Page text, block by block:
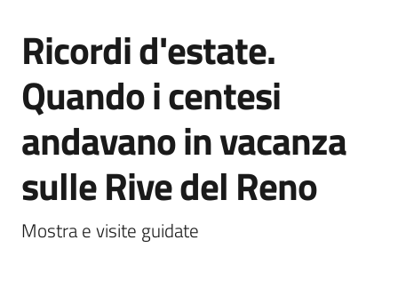
Servizi
Leggi
Atti
Bandi
Piani
Programmi
Progetti
Salta al contenuto
Ricordi d'estate.
Quando i centesi
andavano in vacanza
sulle Rive del Reno
Mostra e visite guidate